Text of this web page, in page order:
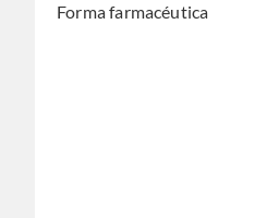
Forma farmacéutica